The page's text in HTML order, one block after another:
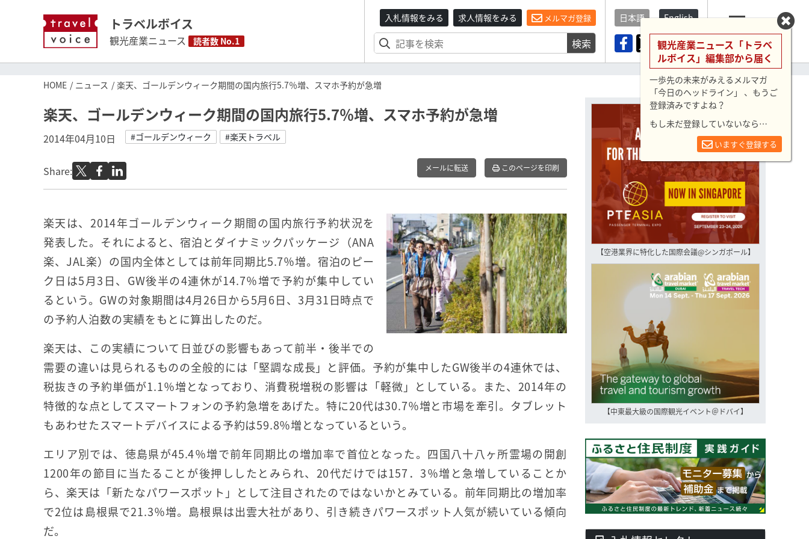
トラベルボイス
観光産業ニュース 読者数 No.1
入札情報をみる 求人情報をみる メルマガ登録
検索
日本語 English
メニュー
HOME ニュース 楽天、ゴールデンウィーク期間の国内旅行5.7％増、スマホ予約が急増
楽天、ゴールデンウィーク期間の国内旅行5.7％増、スマホ予約が急増
2014年04月10日 #ゴールデンウィーク #楽天トラベル
Share: メールに転送 このページを印刷
楽天は、2014年ゴールデンウィーク期間の国内旅行予約状況を
発表した。それによると、宿泊とダイナミックパッケージ（ANA
楽、JAL楽）の国内全体としては前年同期比5.7％増。宿泊のピー
ク日は5月3日、GW後半の4連休が14.7％増で予約が集中してい
るという。GWの対象期間は4月26日から5月6日、3月31日時点で
の予約人泊数の実績をもとに算出したのだ。
楽天は、この実績について日並びの影響もあって前半・後半での
需要の違いは見られるものの全般的には「堅調な成長」と評価。予約が集中したGW後半の4連休では、
税抜きの予約単価が1.1％増となっており、消費税増税の影響は「軽微」としている。また、2014年の
特徴的な点としてスマートフォンの予約急増をあげた。特に20代は30.7％増と市場を牽引。タブレット
もあわせたスマートデバイスによる予約は59.8％増となっているという。
エリア別では、徳島県が45.4％増で前年同期比の増加率で首位となった。四国八十八ヶ所霊場の開創
1200年の節目に当たることが後押ししたとみられ、20代だけでは157．3％増と急増していることか
ら、楽天は「新たなパワースポット」として注目されたのではないかとみている。前年同期比の増加率
で2位は島根県で21.3％増。島根県は出雲大社があり、引き続きパワースポット人気が続いている傾向
だ。
【空港業界に特化した国際会議@シンガポール】
【中東最大級の国際観光イベント＠ドバイ】
観光産業ニュース「トラベ
ルボイス」編集部から届く
一歩先の未来がみえるメルマガ
「今日のヘッドライン」 、もうご
登録済みですよね？
もし未だ登録していないなら…
いますぐ登録する